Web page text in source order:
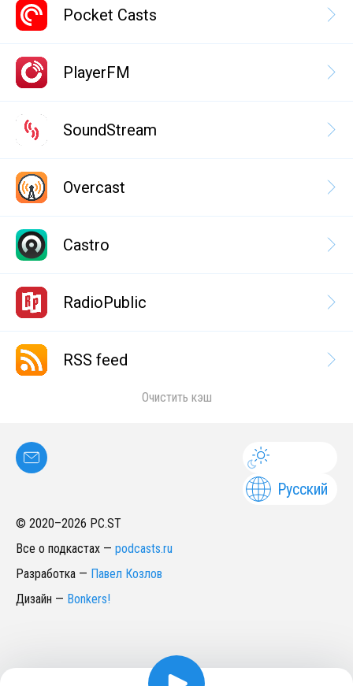
Pocket Casts
PlayerFM
SoundStream
Overcast
Castro
RadioPublic
RSS feed
Очистить кэш
Русский
© 2020–2026 PC.ST
Все о подкастах — podcasts.ru
Разработка — Павел Козлов
Дизайн — Bonkers!